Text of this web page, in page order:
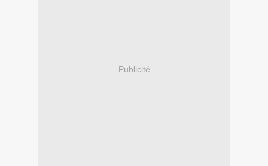
Publicité